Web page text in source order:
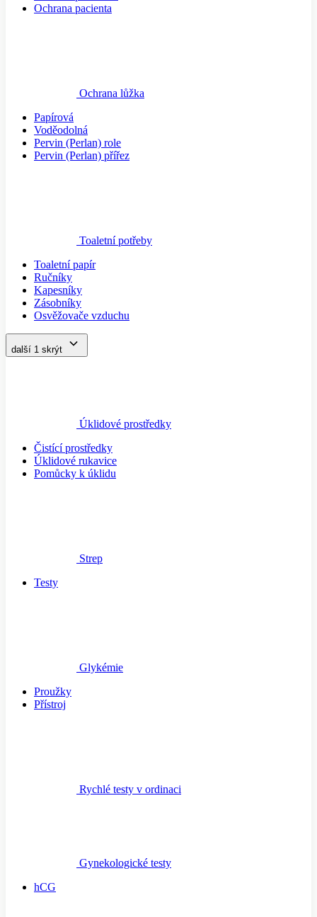
Ochrana pacienta
Ochrana lůžka
Papírová
Voděodolná
Pervin (Perlan) role
Pervin (Perlan) přířez
Toaletní potřeby
Toaletní papír
Ručníky
Kapesníky
Zásobníky
Osvěžovače vzduchu
další 1 skrýt
Úklidové prostředky
Čistící prostředky
Úklidové rukavice
Pomůcky k úklidu
Strep
Testy
Glykémie
Proužky
Přístroj
Rychlé testy v ordinaci
Gynekologické testy
hCG